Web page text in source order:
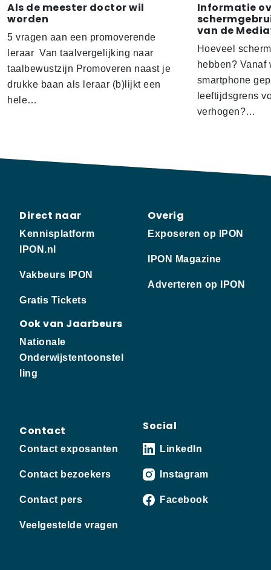
Als de meester doctor wil
worden
5 vragen aan een promoverende
leraar Van taalvergelijking naar
taalbewustzijn Promoveren naast je
drukke baan als leraar (b)lijkt een
hele…
Informatie
van de
Hoeveel
hebben?
smartphone
leeftijdsgrens
verhogen?…
Direct naar
Kennisplatform
IPON.nl
Vakbeurs IPON
Gratis Tickets
Ook van Jaarbeurs
Nationale
Onderwijstentoonstel
ling
Overig
Exposeren op IPON
IPON Magazine
Adverteren op IPON
Contact
Contact exposanten
Contact bezoekers
Contact pers
Veelgestelde vragen
Social
LinkedIn
Instagram
Facebook